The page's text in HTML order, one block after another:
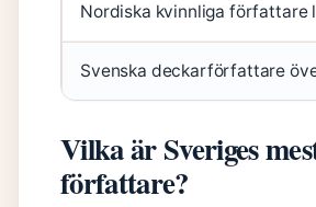
Nordiska kvinnliga författare
Svenska deckarförfattare
Vilka är Sveriges
författare?